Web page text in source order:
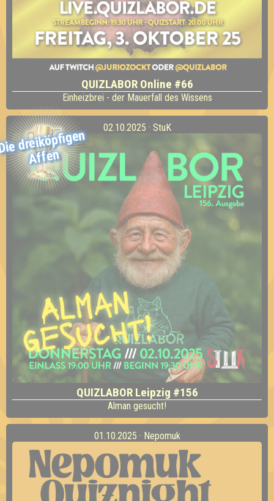
QUIZLABOR Online #66
Einheizbrei - der Mauerfall des Wissens
dreiköpfigen
Affen
02.10.2025 · StuK
QUIZLABOR Leipzig #156
Alman gesucht!
01.10.2025 · Nepomuk